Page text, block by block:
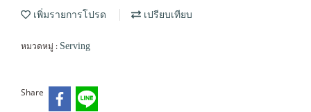
เพิ่มรายการโปรด เปรียบเทียบ
หมวดหมู่ : Serving
Share